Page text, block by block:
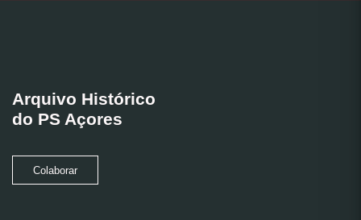
Arquivo Histórico
do PS Açores
Colaborar